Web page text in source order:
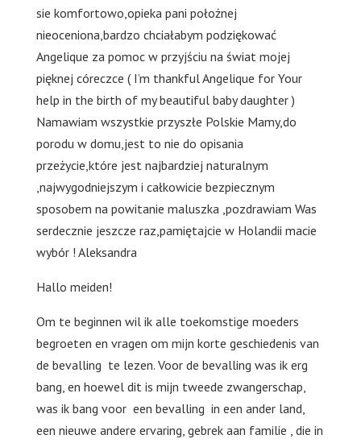
sie komfortowo,opieka pani położnej
nieoceniona,bardzo chciałabym podziękować
Angelique za pomoc w przyjściu na świat mojej
pięknej córeczce ( I’m thankful Angelique for Your
help in the birth of my beautiful baby daughter )
Namawiam wszystkie przyszłe Polskie Mamy,do
porodu w domu,jest to nie do opisania
przeżycie,które jest najbardziej naturalnym
,najwygodniejszym i całkowicie bezpiecznym
sposobem na powitanie maluszka ,pozdrawiam Was
serdecznie jeszcze raz,pamiętajcie w Holandii macie
wybór ! Aleksandra
Hallo meiden!
Om te beginnen wil ik alle toekomstige moeders
begroeten en vragen om mijn korte geschiedenis van
de bevalling te lezen. Voor de bevalling was ik erg
bang, en hoewel dit is mijn tweede zwangerschap,
was ik bang voor een bevalling in een ander land,
een nieuwe andere ervaring, gebrek aan familie , die in